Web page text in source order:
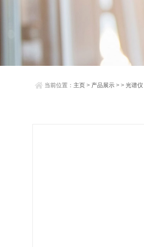
当前位置： 主页 > 产品展示 > >光谱仪